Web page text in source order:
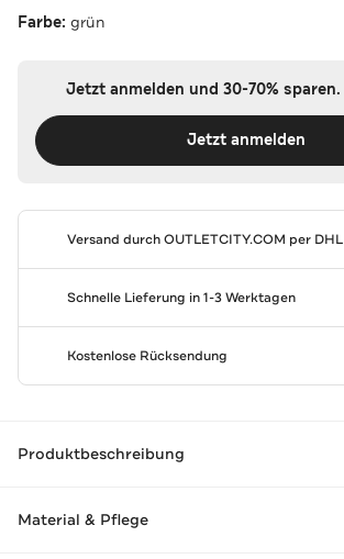
Farbe: grün
Jetzt anmelden und 30-70% sparen.
Jetzt anmelden
Versand durchOUTLETCITY.COM per DHL
Schnelle Lieferung in 1-3 Werktagen
Kostenlose Rücksendung
Produktbeschreibung
Material & Pflege